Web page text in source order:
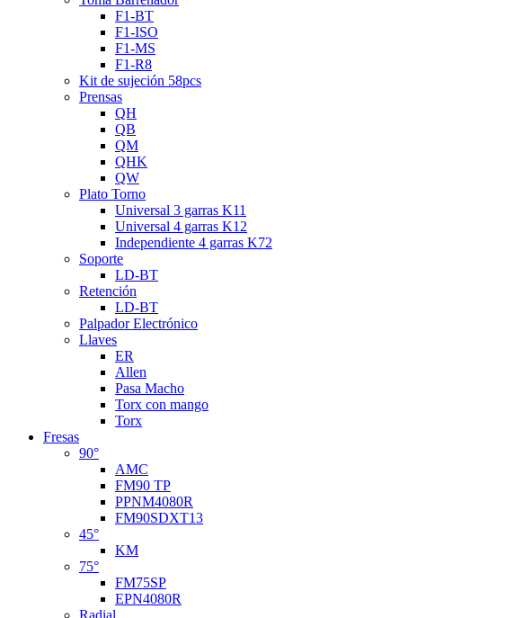
F1-BT
F1-ISO
F1-MS
F1-R8
Kit de sujeción 58pcs
Prensas
QH
QB
QM
QHK
QW
Plato Torno
Universal 3 garras K11
Universal 4 garras K12
Independiente 4 garras K72
Soporte
LD-BT
Retención
LD-BT
Palpador Electrónico
Llaves
ER
Allen
Pasa Macho
Torx con mango
Torx
Fresas
90°
AMC
FM90 TP
PPNM4080R
FM90SDXT13
45°
KM
75°
FM75SP
EPN4080R
Radial